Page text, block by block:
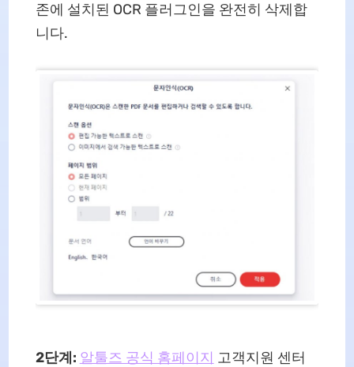
존에 설치된 OCR 플러그인을 완전히 삭제합
니다.
2단계: 알툴즈 공식 홈페이지 고객지원 센터